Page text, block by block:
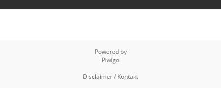
Powered by
Piwigo
Disclaimer / Kontakt